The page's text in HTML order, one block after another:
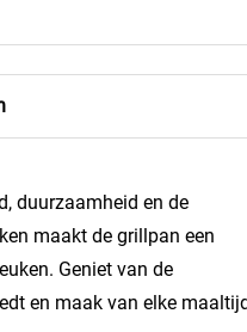
duurzaamheid en de
maakt de grillpan een
Geniet van de
en maak van elke